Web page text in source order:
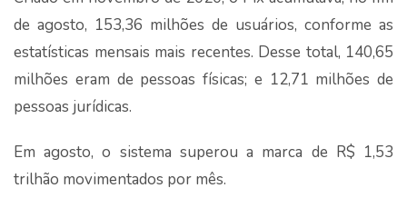
de agosto, 153,36 milhões de usuários, conforme as
estatísticas mensais mais recentes. Desse total, 140,65
milhões eram de pessoas físicas; e 12,71 milhões de
pessoas jurídicas.
Em agosto, o sistema superou a marca de R$ 1,53
trilhão movimentados por mês.